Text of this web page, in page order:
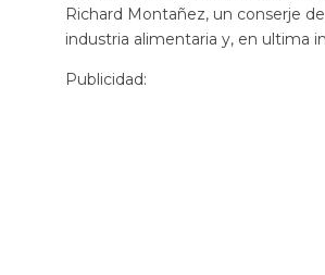
Richard Montañez, un conserje
industria alimentaria y, en ultima
Publicidad: